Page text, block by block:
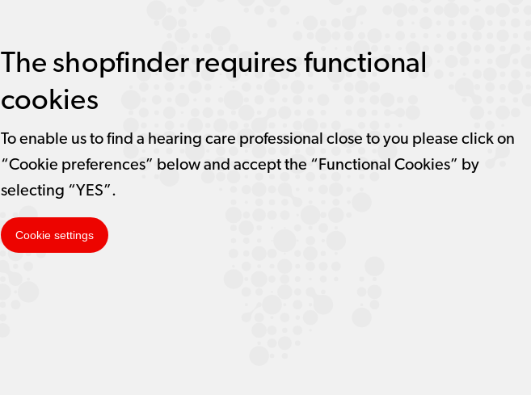
The shopfinder requires functional
cookies
To enable us to find a hearing care professional close to you please click on
“Cookie preferences” below and accept the “Functional Cookies” by
selecting “YES”.
Cookie settings